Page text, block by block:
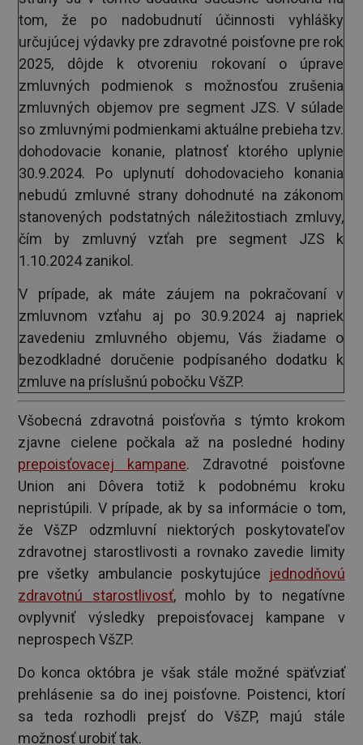
tom, že po nadobudnutí účinnosti vyhlášky
určujúcej výdavky pre zdravotné poisťovne pre rok
2025, dôjde k otvoreniu rokovaní o úprave
zmluvných podmienok s možnosťou zrušenia
zmluvných objemov pre segment JZS. V súlade
so zmluvnými podmienkami aktuálne prebieha tzv.
dohodovacie konanie, platnosť ktorého uplynie
30.9.2024. Po uplynutí dohodovacieho konania
nebudú zmluvné strany dohodnuté na zákonom
stanovených podstatných náležitostiach zmluvy,
čím by zmluvný vzťah pre segment JZS k
1.10.2024 zanikol.
V prípade, ak máte záujem na pokračovaní v
zmluvnom vzťahu aj po 30.9.2024 aj napriek
zavedeniu zmluvného objemu, Vás žiadame o
bezodkladné doručenie podpísaného dodatku k
zmluve na príslušnú pobočku VšZP.
Všobecná zdravotná poisťovňa s týmto krokom
zjavne cielene počkala až na posledné hodiny
prepoisťovacej kampane. Zdravotné poisťovne
Union ani Dôvera totiž k podobnému kroku
nepristúpili. V prípade, ak by sa informácie o tom,
že VšZP odzmluvní niektorých poskytovateľov
zdravotnej starostlivosti a rovnako zavedie limity
pre všetky ambulancie poskytujúce
jednodňovú
zdravotnú starostlivosť, mohlo by to negatívne
ovplyvniť výsledky prepoisťovacej kampane v
neprospech VšZP.
Do konca októbra je však stále možné späťvziať
prehlásenie sa do inej poisťovne. Poistenci, ktorí
sa teda rozhodli prejsť do VšZP, majú stále
možnosť urobiť tak.